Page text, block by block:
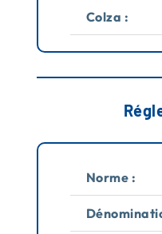
Colza :
Norme :